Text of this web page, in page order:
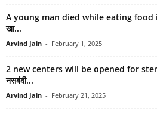
A young man died while eating food
खा...
Arvind Jain - February 1, 2025
2 new centers will be opened for
नसबंदी...
Arvind Jain - February 21, 2025